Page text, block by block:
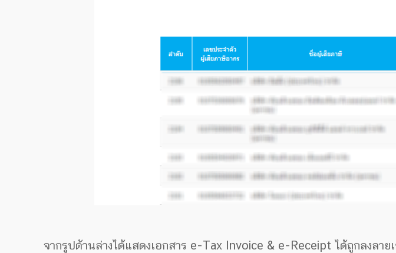
จากรูปด้านล่างได้แสดงเอกสาร e-Tax Invoice & e-Receipt ได้ถูกลงล